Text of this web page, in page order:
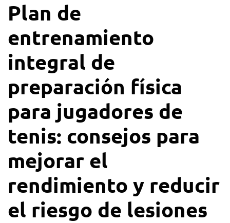
Plan de
entrenamiento
integral de
preparación física
para jugadores de
tenis: consejos para
mejorar el
rendimiento y reducir
el riesgo de lesiones